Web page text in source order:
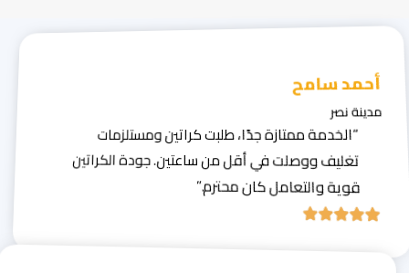
أحمد سامح
مدينة نصر
“الخدمة ممتازة جدًا، طلبت كراتين ومستلزمات
تغليف ووصلت في أقل من ساعتين. جودة الكراتين
قوية والتعامل كان محترم.”